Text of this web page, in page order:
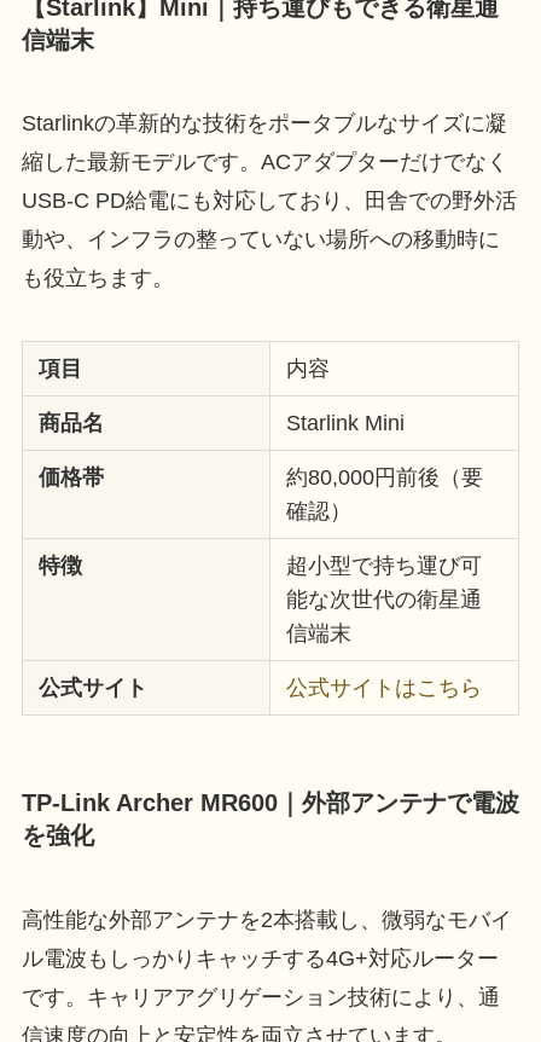
【Starlink】Mini｜持ち運びもできる衛星通
信端末
Starlinkの革新的な技術をポータブルなサイズに凝
縮した最新モデルです。ACアダプターだけでなく
USB-C PD給電にも対応しており、田舎での野外活
動や、インフラの整っていない場所への移動時に
も役立ちます。
項目 内容
商品名 Starlink Mini
価格帯
約80,000円前後（要
確認）
特徴
超小型で持ち運び可
能な次世代の衛星通
信端末
公式サイト 公式サイトはこちら
TP-Link Archer MR600｜外部アンテナで電波
を強化
高性能な外部アンテナを2本搭載し、微弱なモバイ
ル電波もしっかりキャッチする4G+対応ルーター
です。キャリアアグリゲーション技術により、通
信速度の向上と安定性を両立させています。